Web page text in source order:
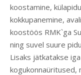
koostamine,
kokkupanemine,
koostöös RMK`ga
ning suvel suure
Lisaks jätkatakse